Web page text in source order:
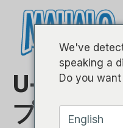
U-Smile
プラノ
We've
speaking a
Do you
English